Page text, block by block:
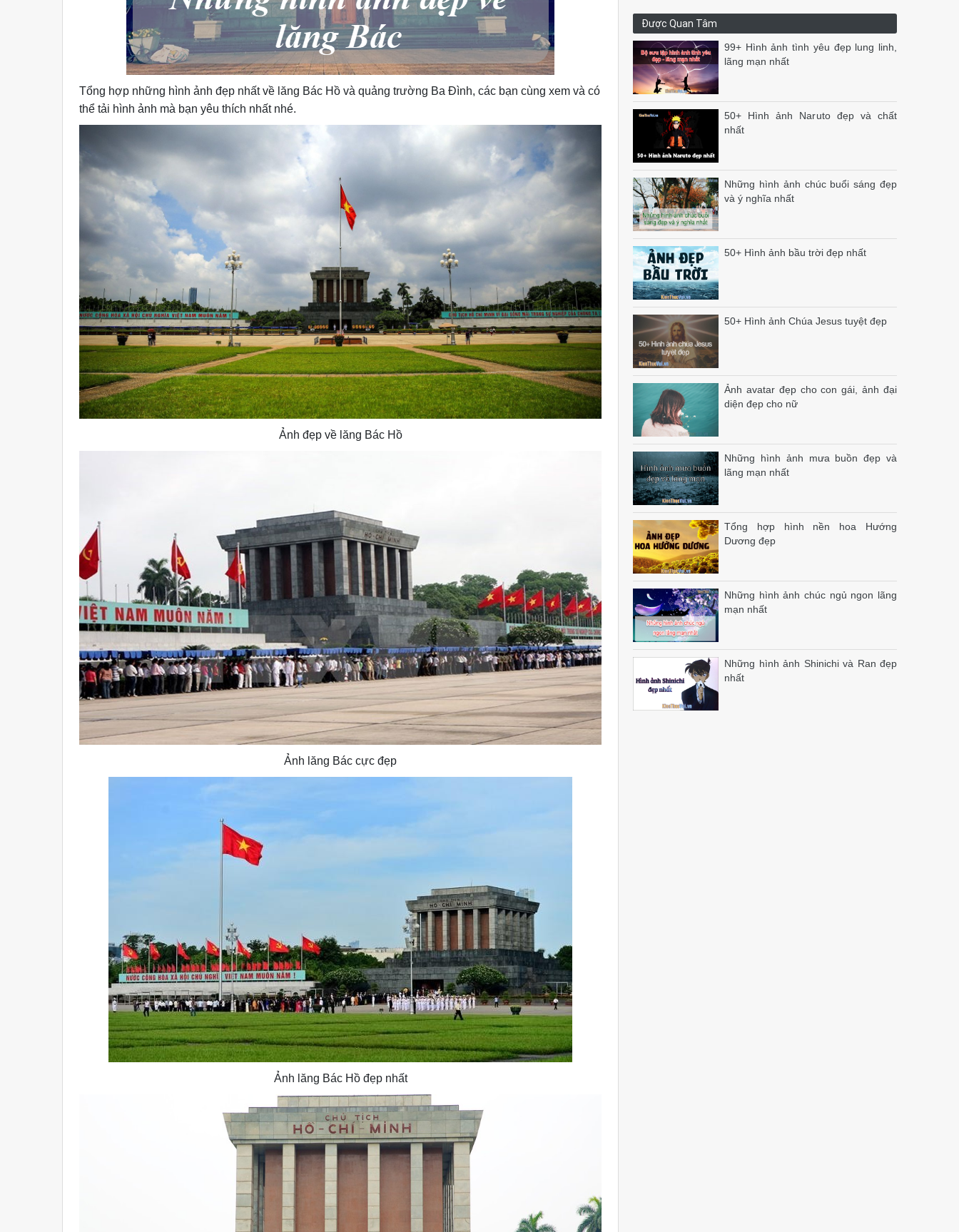
Tổng hợp những hình ảnh đẹp nhất về lăng Bác Hồ và quảng trường Ba Đình, các bạn cùng xem và có
thể tải hình ảnh mà bạn yêu thích nhất nhé.
Ảnh đẹp về lăng Bác Hồ
Ảnh lăng Bác cực đẹp
Ảnh lăng Bác Hồ đẹp nhất
Được Quan Tâm
99+ Hình ảnh tình yêu đẹp lung linh,
lãng mạn nhất
50+ Hình ảnh Naruto đẹp và chất
nhất
Những hình ảnh chúc buổi sáng đẹp
và ý nghĩa nhất
50+ Hình ảnh bầu trời đẹp nhất
50+ Hình ảnh Chúa Jesus tuyệt đẹp
Ảnh avatar đẹp cho con gái, ảnh đại
diện đẹp cho nữ
Những hình ảnh mưa buồn đẹp và
lãng mạn nhất
Tổng hợp hình nền hoa Hướng
Dương đẹp
Những hình ảnh chúc ngủ ngon lãng
mạn nhất
Những hình ảnh Shinichi và Ran đẹp
nhất